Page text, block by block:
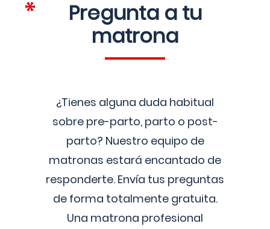
Pregunta a tu
matrona
¿Tienes alguna duda habitual
sobre pre-parto, parto o post-
parto? Nuestro equipo de
matronas estará encantado de
responderte. Envía tus preguntas
de forma totalmente gratuita.
Una matrona profesional